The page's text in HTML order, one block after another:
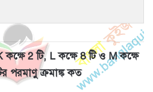
কক্ষে 2 টি, L কক্ষে 8 টি ও M কক্ষে
পরমাণু ক্রমাঙ্ক কত